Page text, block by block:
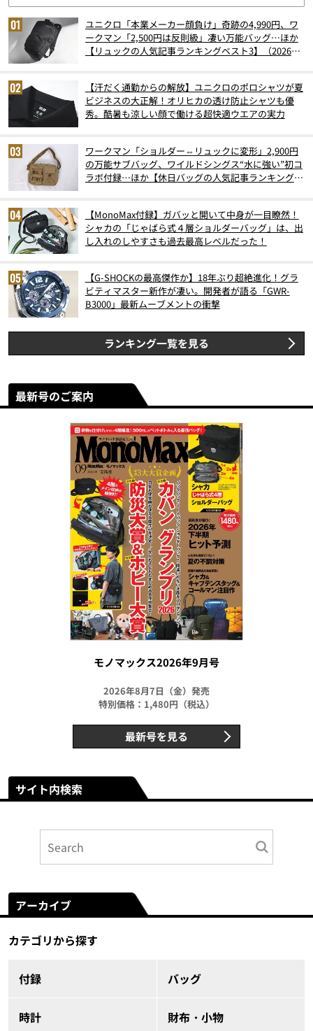
ユニクロ「本業メーカー顔負け」奇跡の4,990円、ワ
ークマン「2,500円は反則級」凄い万能バッグ…ほか
【リュックの人気記事ランキングベスト3】（2026年
【汗だく通勤からの解放】ユニクロのポロシャツが夏
ビジネスの大正解！オリヒカの透け防止シャツも優
秀。酷暑も涼しい顔で働ける超快適ウエアの実力
ワークマン「ショルダー⇔リュックに変形」2,900円
の万能サブバッグ、ワイルドシングス“水に強い”初コ
ラボ付録…ほか【休日バッグの人気記事ランキングベ
【MonoMax付録】ガバッと開いて中身が一目瞭然！
シャカの「じゃばら式４層ショルダーバッグ」は、出
し入れのしやすさも過去最高レベルだった！
【G-SHOCKの最高傑作か】18年ぶり超絶進化！グラ
ビティマスター新作が凄い。開発者が語る「GWR-
B3000」最新ムーブメントの衝撃
ランキング一覧を見る
最新号のご案内
モノマックス2026年9月号
2026年8月7日（金）発売
特別価格：1,480円（税込）
最新号を見る
サイト内検索
アーカイブ
カテゴリから探す
付録 バッグ
時計 財布・小物